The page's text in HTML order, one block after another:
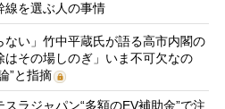
線を選ぶ人の事情
ない」竹中平蔵氏が語る高市内閣の
その場しのぎ」いま不可欠なの
”と指摘
スラジャパン“多額のEV補助金”で注